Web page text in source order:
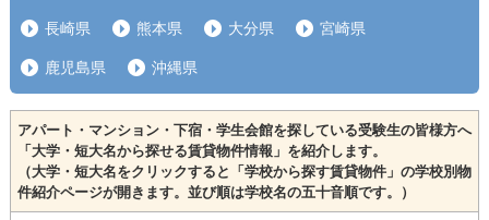
長崎県 熊本県 大分県 宮崎県
鹿児島県 沖縄県
アパート・マンション・下宿・学生会館を探している受験生の皆様方へ
「大学・短大名から探せる賃貸物件情報」を紹介します。
（大学・短大名をクリックすると「学校から探す賃貸物件」の学校別物
件紹介ページが開きます。並び順は学校名の五十音順です。）